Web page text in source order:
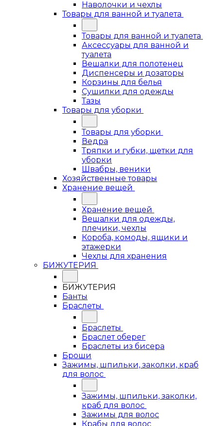
Наволочки и чехлы
Товары для ванной и туалета
Товары для ванной и туалета
Аксессуары для ванной и
туалета
Вешалки для полотенец
Диспенсеры и дозаторы
Корзины для белья
Сушилки для одежды
Тазы
Товары для уборки
Товары для уборки
Ведра
Тряпки и губки, щетки для
уборки
Швабры, веники
Хозяйственные товары
Хранение вещей
Хранение вещей
Вешалки для одежды,
плечики, чехлы
Короба, комоды, ящики и
этажерки
Чехлы для хранения
БИЖУТЕРИЯ
БИЖУТЕРИЯ
Банты
Браслеты
Браслеты
Браслет оберег
Браслеты из бисера
Броши
Зажимы, шпильки, заколки, краб
для волос
Зажимы, шпильки, заколки,
краб для волос
Зажимы для волос
Крабы для волос